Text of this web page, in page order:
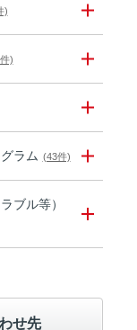
)
)
ラム (43件)
ブル等）
せ先